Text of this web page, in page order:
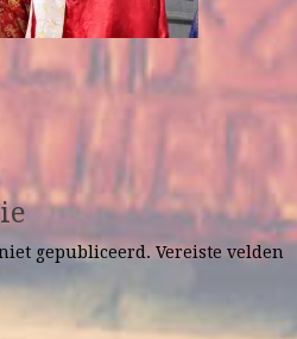
gepubliceerd. Vereiste velden